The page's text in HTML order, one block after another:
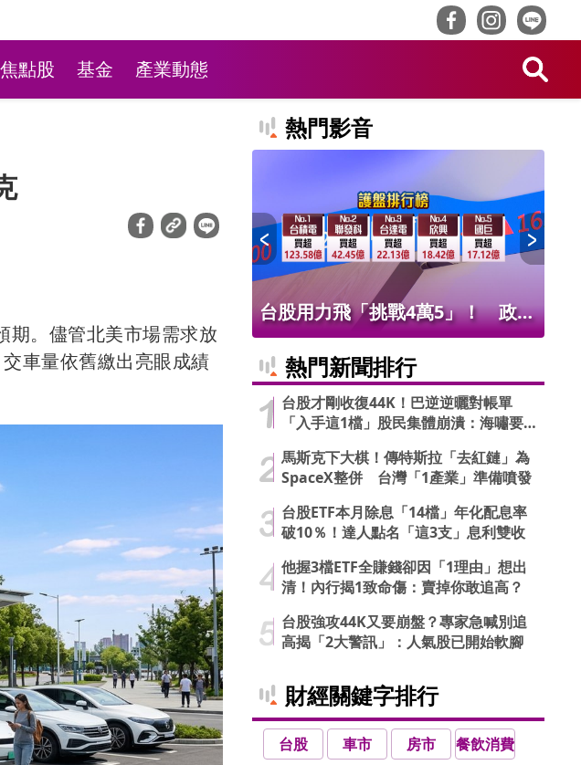
焦點股 基金 產業動態
期。儘管北美市場需求放
車量依舊繳出亮眼成績
熱門影音
「新莊陳意涵」接班
台股用力飛「挑戰4萬5」！ 政府
熱門新聞排行
台股才剛收復44K！巴逆逆曬對帳單
「入手這1檔」股民集體崩潰：海嘯要
馬斯克下大棋！傳特斯拉「去紅鏈」為
SpaceX整併 台灣「1產業」準備噴發
台股ETF本月除息「14檔」年化配息率
破10％！達人點名「這3支」息利雙收
他握3檔ETF全賺錢卻因「1理由」想出
清！內行揭1致命傷：賣掉你敢追高？
台股強攻44K又要崩盤？專家急喊別追
高揭「2大警訊」：人氣股已開始軟腳
財經關鍵字排行
台股 車市 房市
餐飲消費